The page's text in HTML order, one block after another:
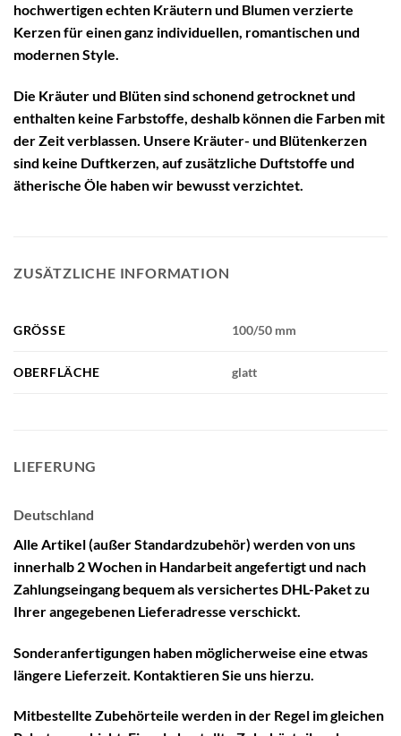
hochwertigen echten Kräutern und Blumen verzierte
Kerzen für einen ganz individuellen, romantischen und
modernen Style.
Die Kräuter und Blüten sind schonend getrocknet und
enthalten keine Farbstoffe, deshalb können die Farben mit
der Zeit verblassen. Unsere Kräuter- und Blütenkerzen
sind keine Duftkerzen, auf zusätzliche Duftstoffe und
ätherische Öle haben wir bewusst verzichtet.
ZUSÄTZLICHE INFORMATION
GRÖSSE 100/50 mm
OBERFLÄCHE glatt
LIEFERUNG
Deutschland
Alle Artikel (außer Standardzubehör) werden von uns
innerhalb 2 Wochen in Handarbeit angefertigt und nach
Zahlungseingang bequem als versichertes DHL-Paket zu
Ihrer angegebenen Lieferadresse verschickt.
Sonderanfertigungen haben möglicherweise eine etwas
längere Lieferzeit. Kontaktieren Sie uns hierzu.
Mitbestellte Zubehörteile werden in der Regel im gleichen